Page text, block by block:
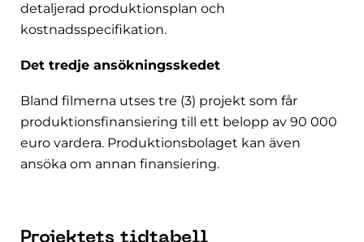
detaljerad produktionsplan och
kostnadsspecifikation.
Det tredje ansökningsskedet
Bland filmerna utses tre (3) projekt som får
produktionsfinansiering till ett belopp av 90 000
euro vardera. Produktionsbolaget kan även
ansöka om annan finansiering.